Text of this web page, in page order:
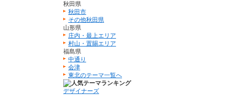
秋田県
秋田市
その他秋田県
山形県
庄内・最上エリア
村山・置賜エリア
福島県
中通り
会津
東北のテーマ一覧へ
デザイナーズ